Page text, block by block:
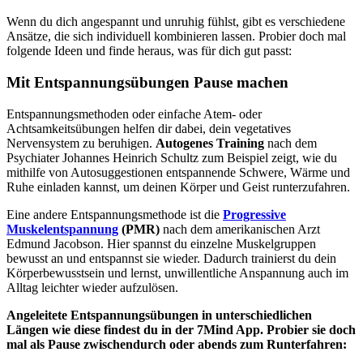
Wenn du dich angespannt und unruhig fühlst, gibt es verschiedene
Ansätze, die sich individuell kombinieren lassen. Probier doch mal
folgende Ideen und finde heraus, was für dich gut passt:
Mit Entspannungsübungen Pause machen
Entspannungsmethoden oder einfache Atem- oder
Achtsamkeitsübungen helfen dir dabei, dein vegetatives
Nervensystem zu beruhigen. Autogenes Training nach dem
Psychiater Johannes Heinrich Schultz zum Beispiel zeigt, wie du
mithilfe von Autosuggestionen entspannende Schwere, Wärme und
Ruhe einladen kannst, um deinen Körper und Geist runterzufahren.
Eine andere Entspannungsmethode ist die Progressive
Muskelentspannung (PMR) nach dem amerikanischen Arzt
Edmund Jacobson. Hier spannst du einzelne Muskelgruppen
bewusst an und entspannst sie wieder. Dadurch trainierst du dein
Körperbewusstsein und lernst, unwillentliche Anspannung auch im
Alltag leichter wieder aufzulösen.
Angeleitete Entspannungsübungen in unterschiedlichen
Längen wie diese findest du in der 7Mind App. Probier sie doch
mal als Pause zwischendurch oder abends zum Runterfahren: